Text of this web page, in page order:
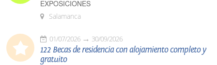
EXPOSICIONES
Salamanca
01/07/2026 30/09/2026
122 Becas de residencia con alojamiento completo y
gratuito